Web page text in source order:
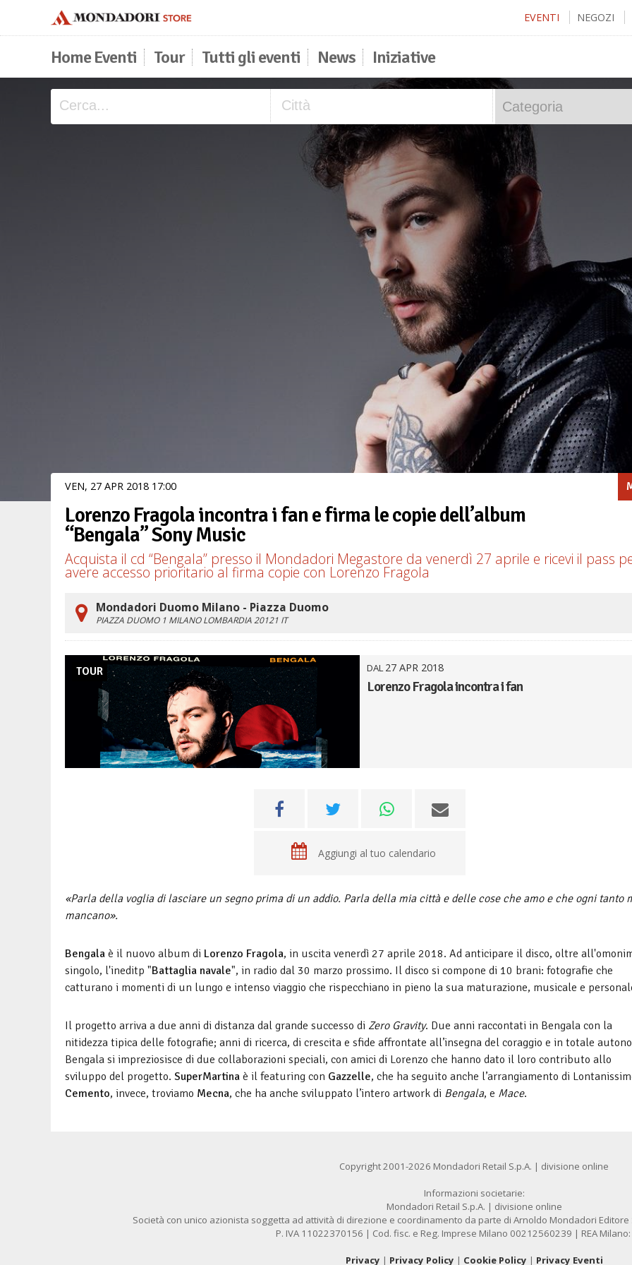
EVENTI NEGOZI
Home Eventi Tour Tutti gli eventi News Iniziative
VEN, 27 APR 2018 1700
Lorenzo Fragola incontra i fan e firma le copie dell’album
“Bengala” Sony Music
Acquista il cd “Bengala” presso il Mondadori Megastore da venerdì 27 aprile e ricevi il pass
avere accesso prioritario al firma copie con Lorenzo Fragola
Mondadori Duomo Milano - Piazza Duomo
PIAZZA DUOMO 1 MILANO LOMBARDIA20121 IT
TOUR DAL27 APR 2018
Lorenzo Fragola incontra i fan
Aggiungi al tuo calendario
«Parla della voglia di lasciare un segno prima di un addio. Parla della mia città e delle cose che amo e che ogni tanto
mancano».
Bengala è il nuovo album di Lorenzo Fragola, in uscita venerdì 27 aprile 2018. Ad anticipare il disco, oltre
singolo, l'ineditp "Battaglia navale", in radio dal 30 marzo prossimo. Il disco si compone di 10 brani: fotografie che
catturano i momenti di un lungo e intenso viaggio che rispecchiano in pieno la sua maturazione, musicale e
Il progetto arriva a due anni di distanza dal grande successo di Zero Gravity. Due anni raccontati in Bengala con la
nitidezza tipica delle fotografie; anni di ricerca, di crescita e sfide affrontate all’insegna del coraggio e in totale
Bengala si impreziosisce di due collaborazioni speciali, con amici di Lorenzo che hanno dato il loro contributo allo
sviluppo del progetto. SuperMartina è il featuring con Gazzelle, che ha seguito anche l’arrangiamento di
Cemento, invece, troviamo Mecna, che ha anche sviluppato l’intero artwork di Bengala, e Mace.
Copyright 2001-2026 Mondadori Retail S.p.A. | divisione online
Informazioni societarie:
Mondadori Retail S.p.A. | divisione online
Società con unico azionista soggetta ad attività di direzione e coordinamento da parte di Arnoldo Mondadori Editore
P. IVA 11022370156 | Cod. fisc. e Reg. Imprese Milano 00212560239 | REA
Privacy | Privacy Policy | Cookie Policy | Privacy Eventi